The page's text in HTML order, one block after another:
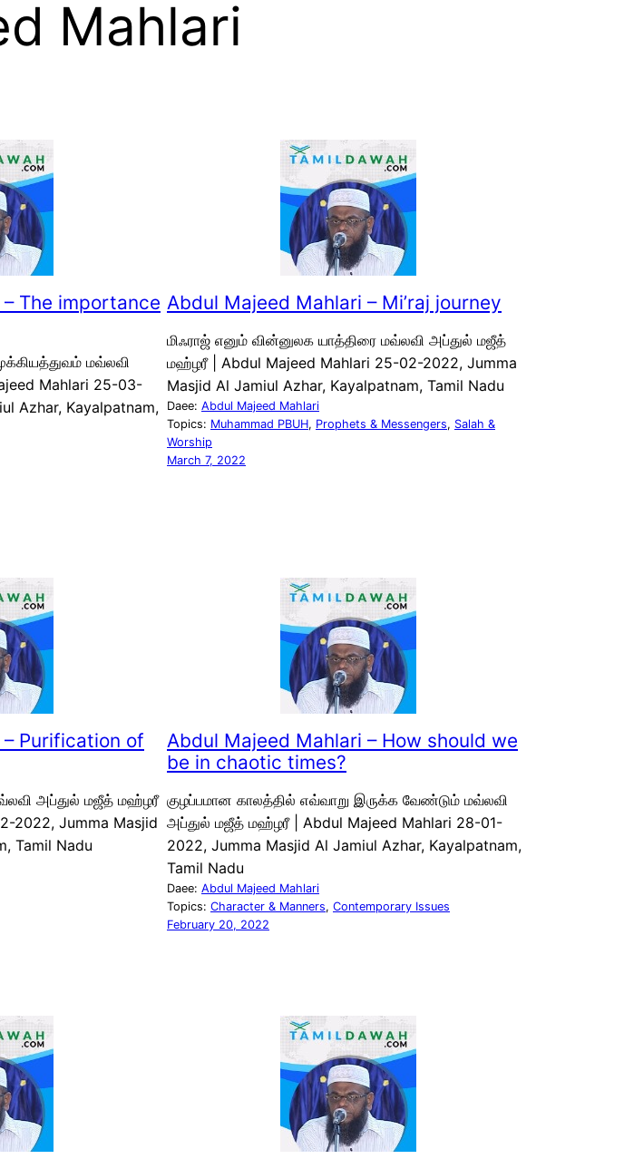
Mahlari
The importance
மவ்லவி
Mahlari 25-03-
Azhar, Kayalpatnam,
Abdul Majeed Mahlari – Mi’raj journey
மிஃராஜ் எனும் வின்னுலக யாத்திரை மவ்லவி அப்துல் மஜீத்
மஹ்ழரீ | Abdul Majeed Mahlari 25-02-2022, Jumma
Masjid Al Jamiul Azhar, Kayalpatnam, Tamil Nadu
Daee: Abdul Majeed Mahlari
Topics: Muhammad PBUH, Prophets & Messengers, Salah &
Worship
March 7, 2022
Purification of
அப்துல் மஜீத் மஹ்ழரீ
2022, Jumma Masjid
Tamil Nadu
Abdul Majeed Mahlari – How should we
be in chaotic times?
குழப்பமான காலத்தில் எவ்வாறு இருக்க வேண்டும் மவ்லவி
அப்துல் மஜீத் மஹ்ழரீ | Abdul Majeed Mahlari 28-01-
2022, Jumma Masjid Al Jamiul Azhar, Kayalpatnam,
Tamil Nadu
Daee: Abdul Majeed Mahlari
Topics: Character & Manners, Contemporary Issues
February 20, 2022